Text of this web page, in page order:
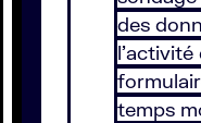
des
temps